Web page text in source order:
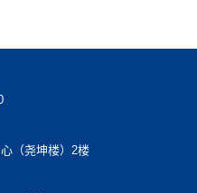
（尧坤楼）2楼